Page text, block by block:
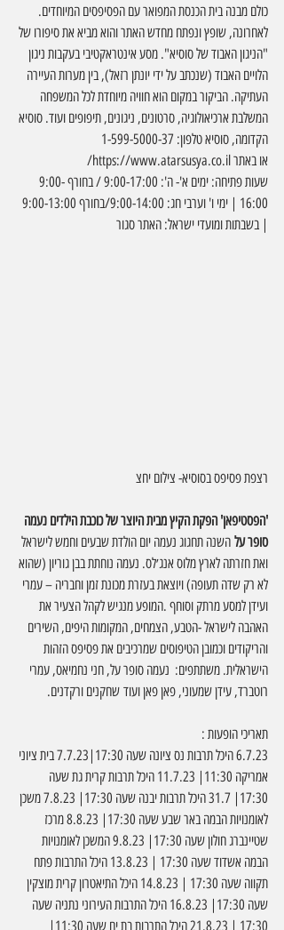
כולם מבנה בית הכנסת המפואר עם הפסיפסים המיוחדים.
לאחרונה, שופץ ונפתח מחדש האתר והוא מביא את סיפורו של
"הניגון האבוד של סוסיא". מסע אינטראקטיבי בעקבות ניגון
הלויים האבוד (שנכתב על ידי יונתן רזאל), בין מערות העיירה
העתיקה. הביקור במקום הוא חוויה מיוחדת לכל המשפחה
המשלבת ארכיאולוגיה, סרטונים, ניגונים, תיפופים ועוד. סוסיא
הקדומה, סוסיא טלפון: 1-599-5000-37
או באתר https://www.atarsusya.co.il/
שעות פתיחה: ימים א'- ה': 9:00-17:00 / בחורף 9:00-
| בשבתות ומועדי ישראל: האתר סגור
רצפת פסיפס בסוסיא- צילום יחצ
'הפסטיפאן' הפקת הקיץ מבית היוצר של כוכבת הילדים נעמה
סופר על השנה תחגוג נעמה יום הולדת שבעים וחמש לישראל
ואת חזרתה לארץ מלוס אנג׳לס. נעמה נוחתת בבן גוריון (שהוא
לא רק שדה תעופה) ויוצאת בעזרת מכונת זמן וחבריה – עמרי
ועידן למסע מרתק וסוחף .המופע מנגיש לקהל הצעיר את
האהבה לישראל -הטבע, הצמחים, המקומות היפים, השירים
והריקודים וכמובן הטיפוסים שמרכיבים את פסיפס הזהות
הישראלית. משתתפים:  נעמה סופר על, חני נחמיאס, עמרי
רוטברד, עידן שמעוני, פאן פאן ועוד שחקנים ורקדנים.
תאריכי הופעות :
6.7.23 היכל תרבות נס ציונה שעה 17:30|7.7.23 בית ציוני
אמריקה 11:30| 11.7.23 היכל תרבות קרית גת שעה
17:30| 31.7 היכל תרבות יבנה שעה 17:30| 7.8.23 משכן
לאומנויות הבמה באר שבע שעה 17:30| 8.8.23 מרכז
שטיינברג חולון שעה 17:30| 9.8.23 המשכן לאומנויות
הבמה אשדוד שעה 17:30 | 13.8.23 היכל התרבות פתח
תקווה שעה 17:30 | 14.8.23 היכל התיאטרון קרית מוצקין
שעה 17:30| 16.8.23 היכל התרבות העירוני נתניה שעה
17:30 | 21.8.23 היכל התרבות בת ים שעה 11:30|